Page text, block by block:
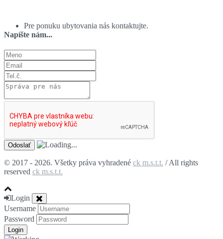
Pre ponuku ubytovania nás kontaktujte.
Napíšte nám...
© 2017 - 2026. Všetky práva vyhradené ck m.s.t.t. / All rights
reserved ck m.s.t.t.
Login
Username
Password